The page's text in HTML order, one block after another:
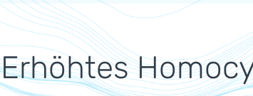
Erhöhtes